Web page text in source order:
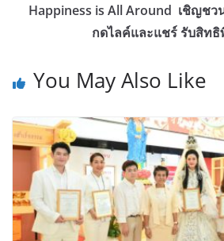
Happiness is All Around เชิญช
กดไลค์และแชร์ รับสิทธิ
You May Also Like